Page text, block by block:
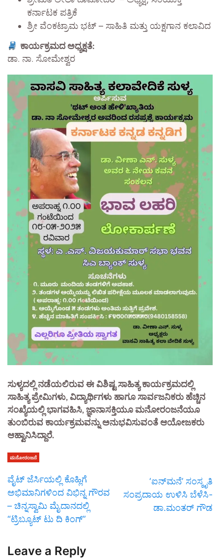
ಕರ್ನಾಟಕ ಪತ್ರಿಕೆ
ಶ್ರೀ ವೆಂಕಟ್ರಾಮ ಭಟ್ – ಸಾಹಿತಿ ಮತ್ತು ಯಕ್ಷಗಾನ ಕಲಾವಿದ
ಕಾರ್ಯಕ್ರಮದ ಅಧ್ಯಕ್ಷತೆ:
ಡಾ. ನಾ. ಸೋಮೇಶ್ವರ
ಸುಳ್ಯದಲ್ಲಿ ನಡೆಯಲಿರುವ ಈ ವಿಶಿಷ್ಟ ಸಾಹಿತ್ಯ ಕಾರ್ಯಕ್ರಮದಲ್ಲಿ
ಸಾಹಿತ್ಯ ಪ್ರೇಮಿಗಳು, ವಿದ್ಯಾರ್ಥಿಗಳು ಹಾಗೂ ಸಾರ್ವಜನಿಕರು ಹೆಚ್ಚಿನ
ಸಂಖ್ಯೆಯಲ್ಲಿ ಭಾಗವಹಿಸಿ, ಜ್ಞಾನಾಸಕ್ತಿಯೂ ಮನೋರಂಜನೆಯೂ
ತುಂಬಿರುವ ಕಾರ್ಯಕ್ರಮವನ್ನು ಅನುಭವಿಸುವಂತೆ ಆಯೋಜಕರು
ಆಹ್ವಾನಿಸಿದ್ದಾರೆ.
ಮನೋರಂಜನೆ
ವೈಟ್ ಜೆರ್ಸಿಯಲ್ಲಿ ಕೊಹ್ಲಿಗೆ
ಅಭಿಮಾನಿಗಳಿಂದ ವಿಭಿನ್ನ ಗೌರವ
– ಚಿನ್ನಸ್ವಾಮಿ ಮೈದಾನದಲ್ಲಿ
“ಟ್ರಿಬ್ಯೂಟ್ ಟು ದಿ ಕಿಂಗ್”
‘ಐನ್‍ಮನೆ’ ಸಂಸ್ಕೃತಿ
ಸಂಪ್ರದಾಯ ಉಳಿಸಿ ಬೆಳೆಸಿ-
ಡಾ.ಮಂತರ್ ಗೌಡ
Leave a Reply